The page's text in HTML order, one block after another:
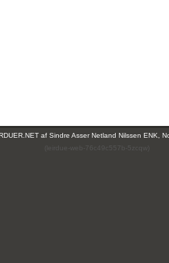
af Sindre Asser Netland Nilssen ENK,
(leirdue-web-76c49c557b-5zcqw)